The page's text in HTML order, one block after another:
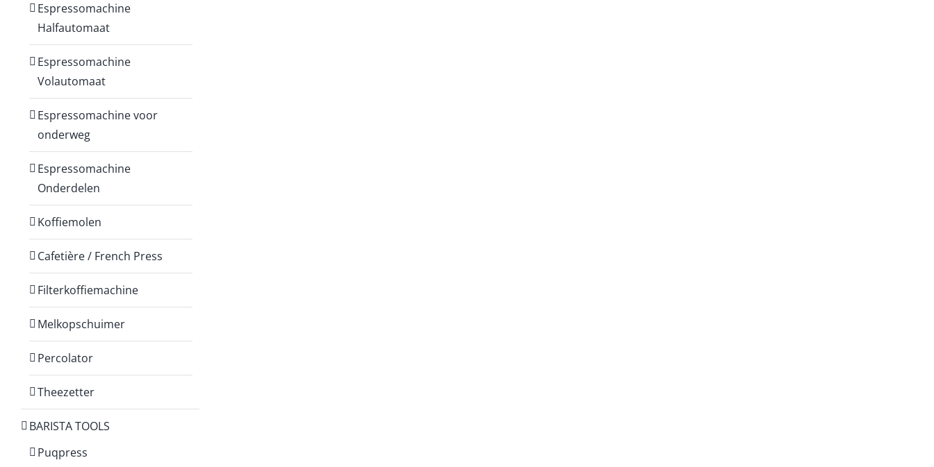
Espressomachine
Halfautomaat
Espressomachine
Volautomaat
Espressomachine voor
onderweg
Espressomachine
Onderdelen
Koffiemolen
Cafetière / French Press
Filterkoffiemachine
Melkopschuimer
Percolator
Theezetter
BARISTA TOOLS
Puqpress